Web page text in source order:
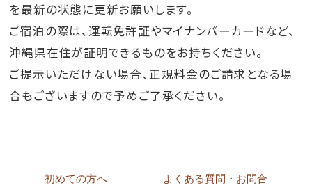
を最新の状態に更新お願いします。
ご宿泊の際は、運転免許証やマイナンバーカードなど、
沖縄県在住が証明できるものをお持ちください。
ご提示いただけない場合、正規料金のご請求となる場
合もございますので予めご了承ください。
初めての方へ
よくある質問・お問合